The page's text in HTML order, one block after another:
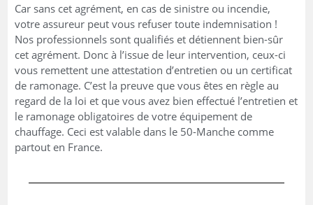
Car sans cet agrément, en cas de sinistre ou incendie,
votre assureur peut vous refuser toute indemnisation !
Nos professionnels sont qualifiés et détiennent bien-sûr
cet agrément. Donc à l’issue de leur intervention, ceux-ci
vous remettent une attestation d’entretien ou un certificat
de ramonage. C’est la preuve que vous êtes en règle au
regard de la loi et que vous avez bien effectué l’entretien et
le ramonage obligatoires de votre équipement de
chauffage. Ceci est valable dans le 50-Manche comme
partout en France.